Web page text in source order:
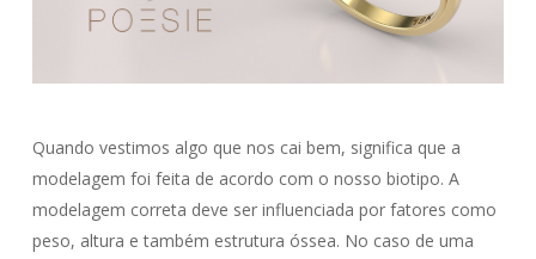
Quando vestimos algo que nos cai bem, significa que a
modelagem foi feita de acordo com o nosso biotipo. A
modelagem correta deve ser influenciada por fatores como
peso, altura e também estrutura óssea. No caso de uma